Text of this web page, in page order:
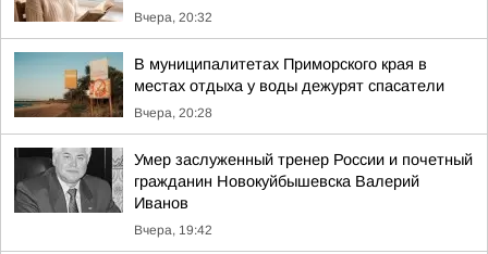
Вчера, 20:32
В муниципалитетах Приморского края в
местах отдыха у воды дежурят спасатели
Вчера, 20:28
Умер заслуженный тренер России и почетный
гражданин Новокуйбышевска Валерий
Иванов
Вчера, 19:42